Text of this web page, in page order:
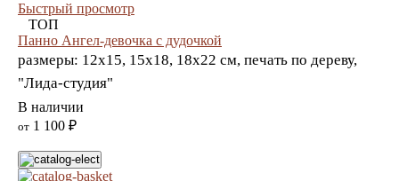
Быстрый просмотр
ТОП
Панно Ангел-девочка с дудочкой
размеры: 12х15, 15х18, 18х22 см, печать по дереву,
"Лида-студия"
В наличии
от 1 100 ₽